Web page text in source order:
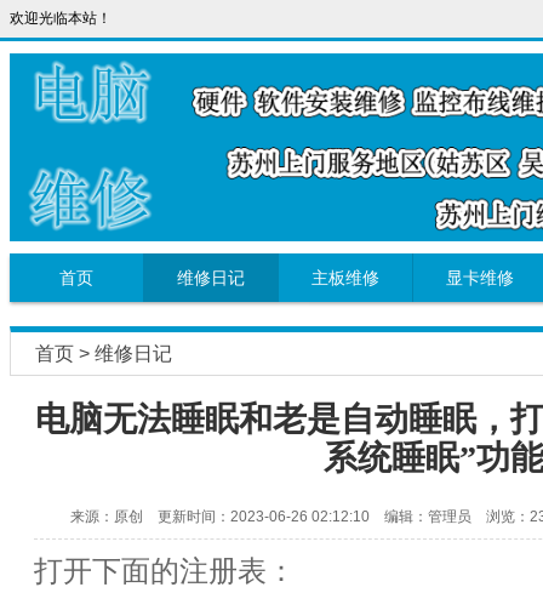
欢迎光临本站！
首页 维修日记 主板维修 显卡维修
首页 > 维修日记
电脑无法睡眠和老是自动睡眠，
系统睡眠”功能
来源：原创 更新时间：2023-06-26 02:12:10 编辑：管理员 浏览：
打开下面的注册表：